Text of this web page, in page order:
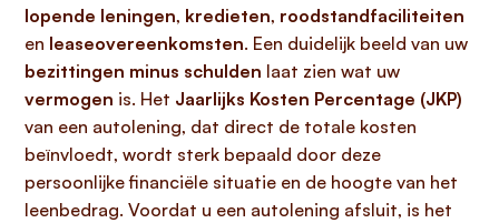
lopende leningen, kredieten, roodstandfaciliteiten
en leaseovereenkomsten. Een duidelijk beeld van uw
bezittingen minus schulden laat zien wat uw
vermogen is. Het Jaarlijks Kosten Percentage (JKP)
van een autolening, dat direct de totale kosten
beïnvloedt, wordt sterk bepaald door deze
persoonlijke financiële situatie en de hoogte van het
leenbedrag. Voordat u een autolening afsluit, is het